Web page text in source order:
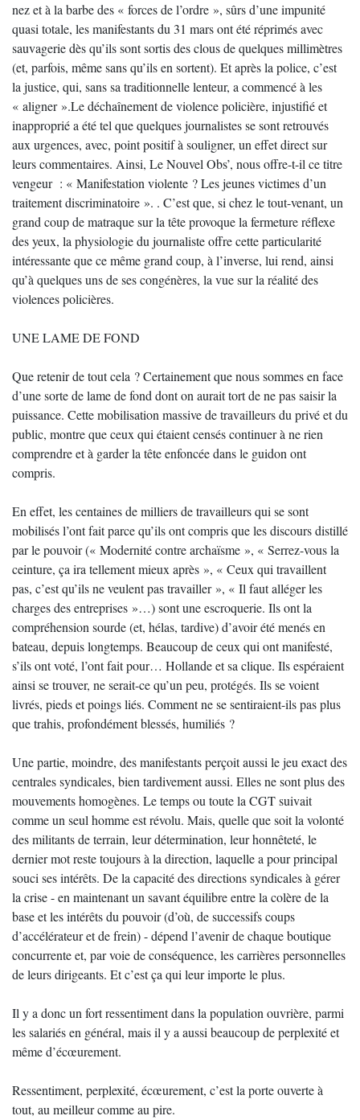
nez et à la barbe des « forces de l’ordre », sûrs d’une impunité
quasi totale, les manifestants du 31 mars ont été réprimés avec
sauvagerie dès qu’ils sont sortis des clous de quelques millimètres
(et, parfois, même sans qu’ils en sortent). Et après la police, c’est
la justice, qui, sans sa traditionnelle lenteur, a commencé à les
« aligner ».Le déchaînement de violence policière, injustifié et
inapproprié a été tel que quelques journalistes se sont retrouvés
aux urgences, avec, point positif à souligner, un effet direct sur
leurs commentaires. Ainsi, Le Nouvel Obs’, nous offre-t-il ce titre
vengeur : « Manifestation violente ? Les jeunes victimes d’un
traitement discriminatoire ». . C’est que, si chez le tout-venant, un
grand coup de matraque sur la tête provoque la fermeture réflexe
des yeux, la physiologie du journaliste offre cette particularité
intéressante que ce même grand coup, à l’inverse, lui rend, ainsi
qu’à quelques uns de ses congénères, la vue sur la réalité des
violences policières.
UNE LAME DE FOND
Que retenir de tout cela ? Certainement que nous sommes en face
d’une sorte de lame de fond dont on aurait tort de ne pas saisir la
puissance. Cette mobilisation massive de travailleurs du privé et du
public, montre que ceux qui étaient censés continuer à ne rien
comprendre et à garder la tête enfoncée dans le guidon ont
compris.
En effet, les centaines de milliers de travailleurs qui se sont
mobilisés l’ont fait parce qu’ils ont compris que les discours distillé
par le pouvoir (« Modernité contre archaïsme », « Serrez-vous la
ceinture, ça ira tellement mieux après », « Ceux qui travaillent
pas, c’est qu’ils ne veulent pas travailler », « Il faut alléger les
charges des entreprises »…) sont une escroquerie. Ils ont la
compréhension sourde (et, hélas, tardive) d’avoir été menés en
bateau, depuis longtemps. Beaucoup de ceux qui ont manifesté,
s’ils ont voté, l’ont fait pour… Hollande et sa clique. Ils espéraient
ainsi se trouver, ne serait-ce qu’un peu, protégés. Ils se voient
livrés, pieds et poings liés. Comment ne se sentiraient-ils pas plus
que trahis, profondément blessés, humiliés ?
Une partie, moindre, des manifestants perçoit aussi le jeu exact des
centrales syndicales, bien tardivement aussi. Elles ne sont plus des
mouvements homogènes. Le temps ou toute la CGT suivait
comme un seul homme est révolu. Mais, quelle que soit la volonté
des militants de terrain, leur détermination, leur honnêteté, le
dernier mot reste toujours à la direction, laquelle a pour principal
souci ses intérêts. De la capacité des directions syndicales à gérer
la crise - en maintenant un savant équilibre entre la colère de la
base et les intérêts du pouvoir (d’où, de successifs coups
d’accélérateur et de frein) - dépend l’avenir de chaque boutique
concurrente et, par voie de conséquence, les carrières personnelles
de leurs dirigeants. Et c’est ça qui leur importe le plus.
Il y a donc un fort ressentiment dans la population ouvrière, parmi
les salariés en général, mais il y a aussi beaucoup de perplexité et
même d’écœurement.
Ressentiment, perplexité, écœurement, c’est la porte ouverte à
tout, au meilleur comme au pire.